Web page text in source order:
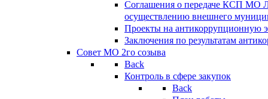
Соглашения о передаче КСП МО
осуществлению внешнего
Проекты на антикоррупционную
Заключения по результатам
Совет МО 2го созыва
Back
Контроль в сфере закупок
Back